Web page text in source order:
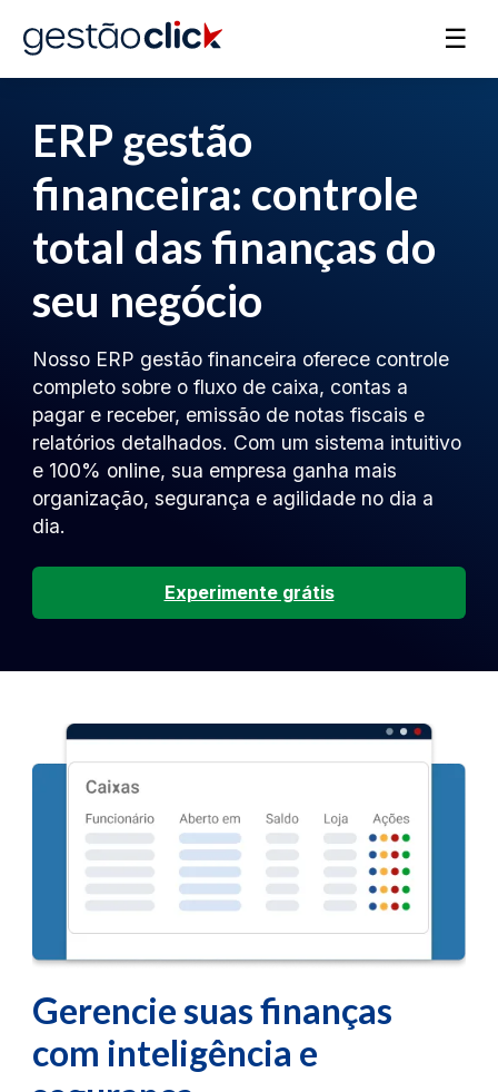
☰
ERP gestão
financeira: controle
total das finanças do
seu negócio
Nosso ERP gestão financeira oferece controle
completo sobre o fluxo de caixa, contas a
pagar e receber, emissão de notas fiscais e
relatórios detalhados. Com um sistema intuitivo
e 100% online, sua empresa ganha mais
organização, segurança e agilidade no dia a
dia.
Experimente grátis
Gerencie suas finanças
com inteligência e